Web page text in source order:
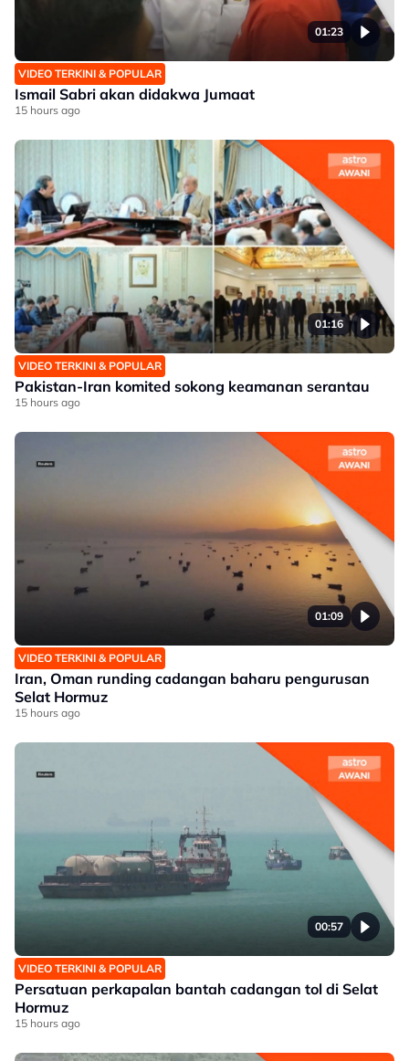
01:23
VIDEO TERKINI & POPULAR
Ismail Sabri akan didakwa Jumaat
15 hours ago
01:16
VIDEO TERKINI & POPULAR
Pakistan-Iran komited sokong keamanan serantau
15 hours ago
01:09
VIDEO TERKINI & POPULAR
Iran, Oman runding cadangan baharu pengurusan
Selat Hormuz
15 hours ago
00:57
VIDEO TERKINI & POPULAR
Persatuan perkapalan bantah cadangan tol di Selat
Hormuz
15 hours ago